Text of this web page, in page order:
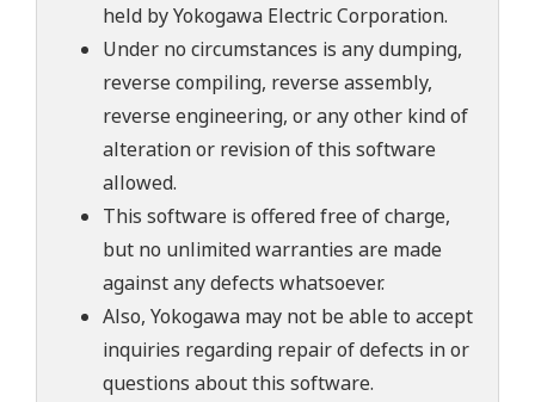
held by Yokogawa Electric Corporation.
Under no circumstances is any dumping,
reverse compiling, reverse assembly,
reverse engineering, or any other kind of
alteration or revision of this software
allowed.
This software is offered free of charge,
but no unlimited warranties are made
against any defects whatsoever.
Also, Yokogawa may not be able to accept
inquiries regarding repair of defects in or
questions about this software.